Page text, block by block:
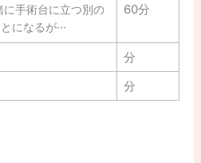
に手術台に立つ別の
になるが···
60分
分
分